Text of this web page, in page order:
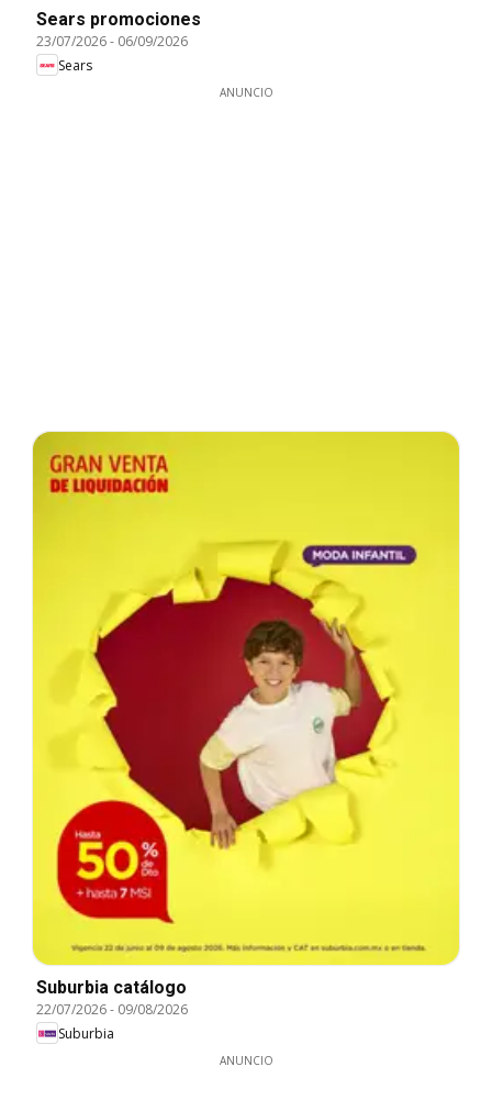
Sears promociones
23/07/2026- 06/09/2026
Sears
ANUNCIO
Suburbia catálogo
22/07/2026- 09/08/2026
Suburbia
ANUNCIO